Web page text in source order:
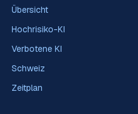
Übersicht
Hochrisiko-KI
Verbotene KI
Schweiz
Zeitplan